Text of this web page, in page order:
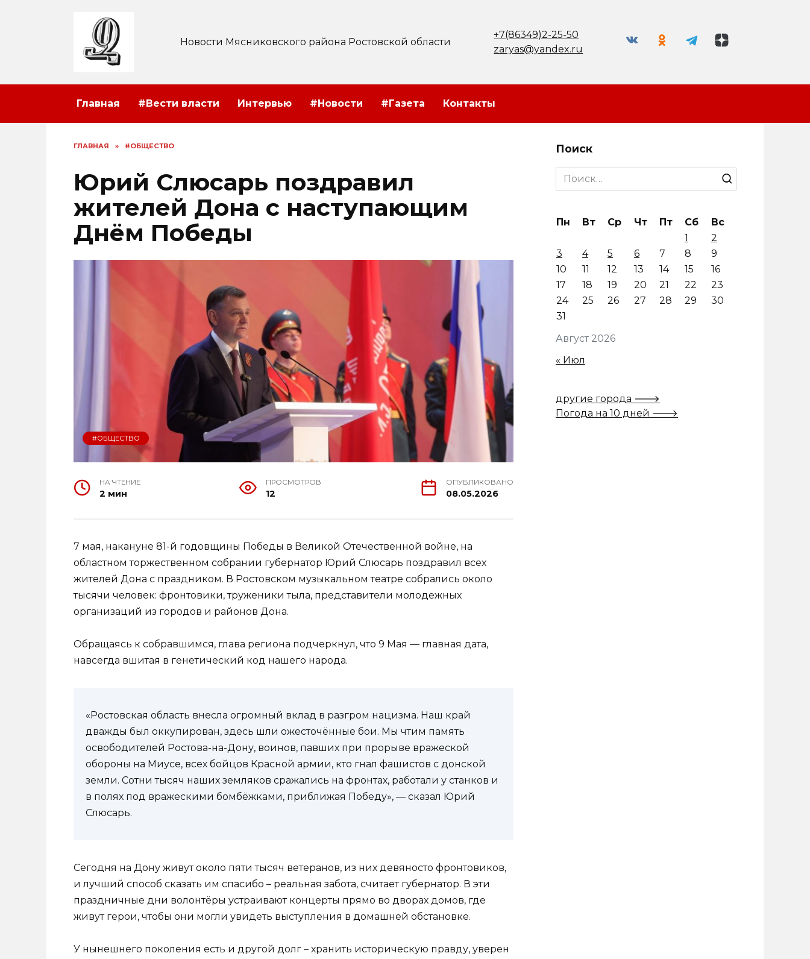
Новости Мясниковского района Ростовской области
+7(86349)2-25-50
zaryas@yandex.ru
Главная #Вести власти Интервью #Новости #Газета Контакты
ГЛАВНАЯ » #ОБЩЕСТВО
Юрий Слюсарь поздравил
жителей Дона с наступающим
Днём Победы
#ОБЩЕСТВО
НА ЧТЕНИЕ
2 мин
ПРОСМОТРОВ
12
ОПУБЛИКОВАНО
08.05.2026
7 мая, накануне 81-й годовщины Победы в Великой Отечественной войне, на
областном торжественном собрании губернатор Юрий Слюсарь поздравил всех
жителей Дона с праздником. В Ростовском музыкальном театре собрались около
тысячи человек: фронтовики, труженики тыла, представители молодежных
организаций из городов и районов Дона.
Обращаясь к собравшимся, глава региона подчеркнул, что 9 Мая — главная дата,
навсегда вшитая в генетический код нашего народа.
«Ростовская область внесла огромный вклад в разгром нацизма. Наш край
дважды был оккупирован, здесь шли ожесточённые бои. Мы чтим память
освободителей Ростова-на-Дону, воинов, павших при прорыве вражеской
обороны на Миусе, всех бойцов Красной армии, кто гнал фашистов с донской
земли. Сотни тысяч наших земляков сражались на фронтах, работали у станков и
в полях под вражескими бомбёжками, приближая Победу», — сказал Юрий
Слюсарь.
Сегодня на Дону живут около пяти тысяч ветеранов, из них девяносто фронтовиков,
и лучший способ сказать им спасибо – реальная забота, считает губернатор. В эти
праздничные дни волонтёры устраивают концерты прямо во дворах домов, где
живут герои, чтобы они могли увидеть выступления в домашней обстановке.
У нынешнего поколения есть и другой долг – хранить историческую правду, уверен
Поиск
Search
for:
Август 2026
Пн Вт Ср Чт Пт Сб
Вс
1
2
3
4 5 6 7 8
9
10
11 12 13 14 15
16
17
18 19 20 21 22
23
24
25 26 27 28 29
30
31
« Июл
другие города 🡒
Погода на 10 дней 🡒